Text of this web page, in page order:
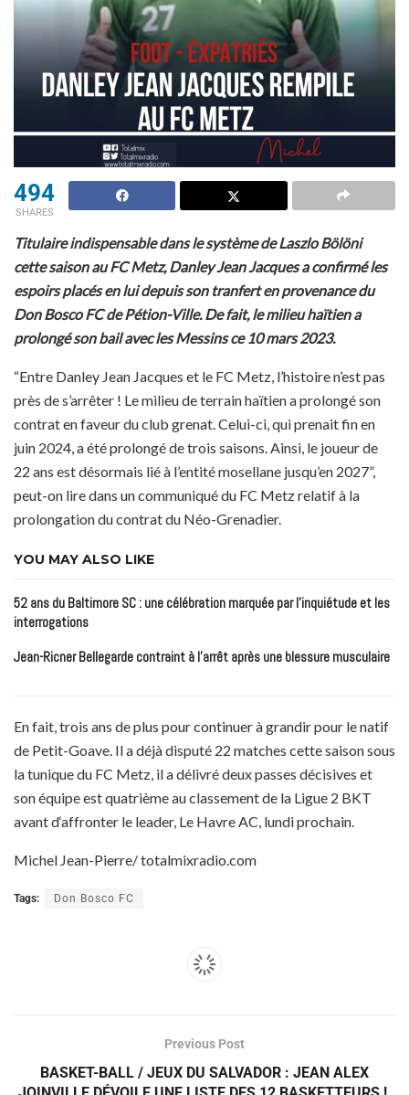
494
SHARES
Titulaire indispensable dans le système de Laszlo Bölöni
cette saison au FC Metz, Danley Jean Jacques a confirmé les
espoirs placés en lui depuis son tranfert en provenance du
Don Bosco FC de Pétion-Ville. De fait, le milieu haïtien a
prolongé son bail avec les Messins ce 10 mars 2023.
“Entre Danley Jean Jacques et le FC Metz, l’histoire n’est pas
près de s’arrêter ! Le milieu de terrain haïtien a prolongé son
contrat en faveur du club grenat. Celui-ci, qui prenait fin en
juin 2024, a été prolongé de trois saisons. Ainsi, le joueur de
22 ans est désormais lié à l’entité mosellane jusqu’en 2027”,
peut-on lire dans un communiqué du FC Metz relatif à la
prolongation du contrat du Néo-Grenadier.
YOU MAY ALSO LIKE
52 ans du Baltimore SC : une célébration marquée par l’inquiétude et les
interrogations
Jean-Ricner Bellegarde contraint à l’arrêt après une blessure musculaire
En fait, trois ans de plus pour continuer à grandir pour le natif
de Petit-Goave. Il a déjà disputé 22 matches cette saison sous
la tunique du FC Metz, il a délivré deux passes décisives et
son équipe est quatrième au classement de la Ligue 2 BKT
avant d‘affronter le leader, Le Havre AC, lundi prochain.
Michel Jean-Pierre/ totalmixradio.com
Tags: Don Bosco FC
Previous Post
BASKET-BALL / JEUX DU SALVADOR : JEAN ALEX